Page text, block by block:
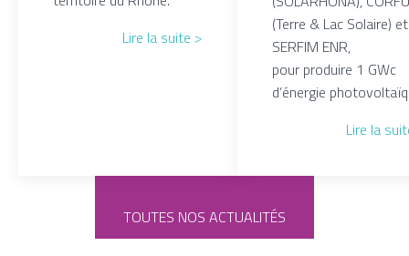
Lire la suite >
(Terre & Lac Solaire) et
SERFIM ENR,
pour produire 1 GWc
d’énergie
Lire la
TOUTES NOS ACTUALITÉS